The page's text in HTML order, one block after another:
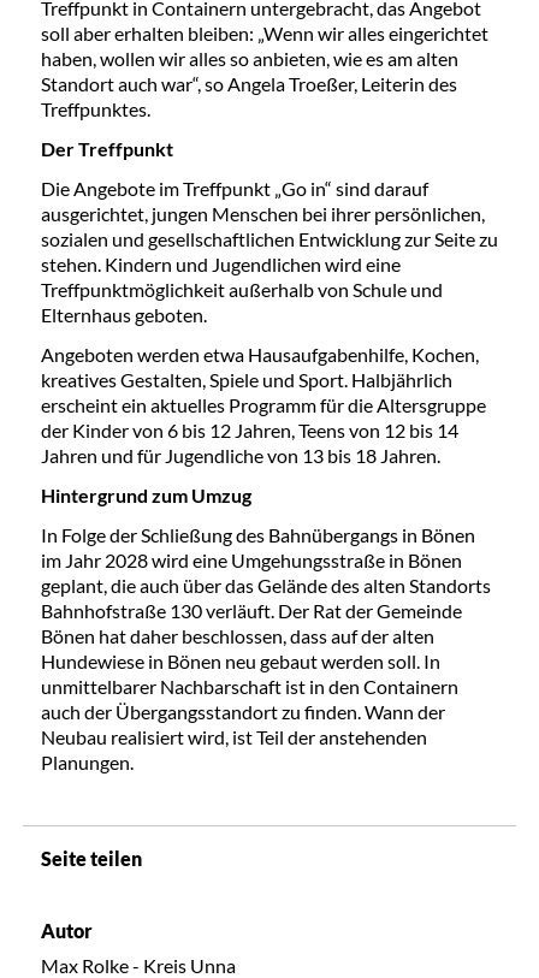
Treffpunkt in Containern untergebracht, das Angebot
soll aber erhalten bleiben: „Wenn wir alles eingerichtet
haben, wollen wir alles so anbieten, wie es am alten
Standort auch war“, so Angela Troeßer, Leiterin des
Treffpunktes.
Der Treffpunkt
Die Angebote im Treffpunkt „Go in“ sind darauf
ausgerichtet, jungen Menschen bei ihrer persönlichen,
sozialen und gesellschaftlichen Entwicklung zur Seite zu
stehen. Kindern und Jugendlichen wird eine
Treffpunktmöglichkeit außerhalb von Schule und
Elternhaus geboten.
Angeboten werden etwa Hausaufgabenhilfe, Kochen,
kreatives Gestalten, Spiele und Sport. Halbjährlich
erscheint ein aktuelles Programm für die Altersgruppe
der Kinder von 6 bis 12 Jahren, Teens von 12 bis 14
Jahren und für Jugendliche von 13 bis 18 Jahren.
Hintergrund zum Umzug
In Folge der Schließung des Bahnübergangs in Bönen
im Jahr 2028 wird eine Umgehungsstraße in Bönen
geplant, die auch über das Gelände des alten Standorts
Bahnhofstraße 130 verläuft. Der Rat der Gemeinde
Bönen hat daher beschlossen, dass auf der alten
Hundewiese in Bönen neu gebaut werden soll. In
unmittelbarer Nachbarschaft ist in den Containern
auch der Übergangsstandort zu finden. Wann der
Neubau realisiert wird, ist Teil der anstehenden
Planungen.
Seite teilen
Autor
Max Rolke - Kreis Unna